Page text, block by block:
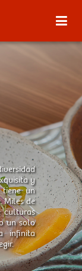
y
tiene un
Miles de
culturas
un solo
infinita